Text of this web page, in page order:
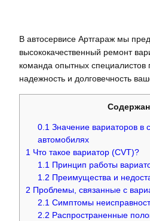
В автосервисе Артгараж мы
высококачественный ремонт
команда опытных специалистов
надежность и долговечность
0.1 Значение вариаторов в
автомобилях
1 Что такое вариатор (CVT)?
1.1 Принцип работы
1.2 Преимущества и
2 Проблемы, связанные с
2.1 Симптомы
2.2 Распространенные